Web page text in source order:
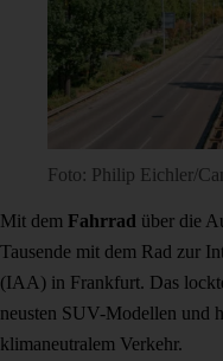
Foto: Philip Eichler/
Mit dem Fahrrad über die
Tausende mit dem Rad zur
(IAA) in Frankfurt. Das
neusten SUV-Modellen und
klimaneutralem Verkehr.